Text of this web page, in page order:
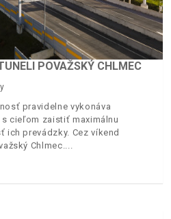
POVAŽSKÝ CHLMEC
pravidelne vykonáva
cieľom zaistiť maximálnu
prevádzky. Cez víkend
Chlmec.